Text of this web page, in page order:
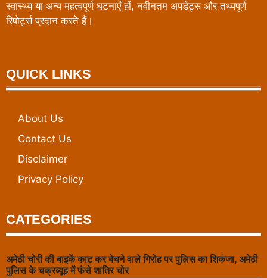
स्वास्थ्य या अन्य महत्वपूर्ण घटनाएँ हों, नवीनतम अपडेट्स और तथ्यपूर्ण
रिपोर्ट्स प्रदान करते हैं।
QUICK LINKS
About Us
Contact Us
Disclaimer
Privacy Policy
CATEGORIES
अमेठी चोरी की बाइकें काट कर बेचने वाले गिरोह पर पुलिस का शिकंजा, अमेठी
पुलिस के चक्रव्यूह में फंसे शातिर चोर